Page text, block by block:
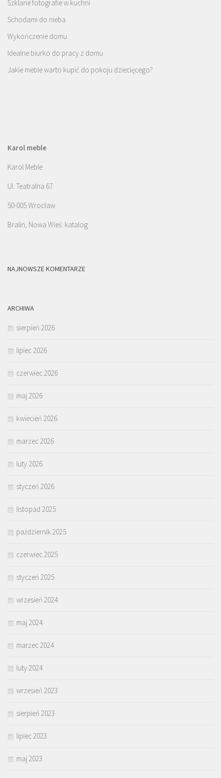
Szklane fotografie w kuchni
Schodami do nieba
Wykończenie domu
Idealne biurko do pracy z domu
Jakie meble warto kupić do pokoju dziecięcego?
Karol meble
Karol Meble
Ul. Teatralna 67
50-005 Wrocław
Bralin, Nowa Wieś: katalog
NAJNOWSZE KOMENTARZE
ARCHIWA
sierpień 2026
lipiec 2026
czerwiec 2026
maj 2026
kwiecień 2026
marzec 2026
luty 2026
styczeń 2026
listopad 2025
październik 2025
czerwiec 2025
styczeń 2025
wrzesień 2024
maj 2024
marzec 2024
luty 2024
wrzesień 2023
sierpień 2023
lipiec 2023
maj 2023